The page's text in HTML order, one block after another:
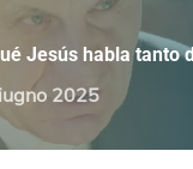
Jesús habla tanto
2025